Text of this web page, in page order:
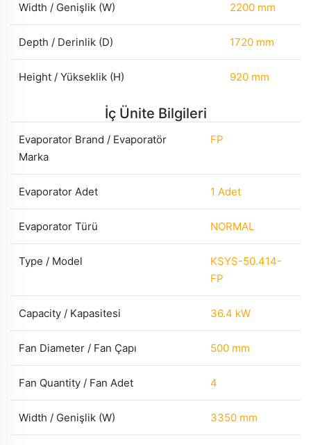
Width / Genişlik (W) 2200 mm
Depth / Derinlik (D) 1720 mm
Height / Yükseklik (H) 920 mm
İç Ünite Bilgileri
Evaporator Brand / Evaporatör
Marka
FP
Evaporator Adet 1 Adet
Evaporator Türü NORMAL
Type / Model
KSYS-50.414-
FP
Capacity / Kapasitesi 36.4 kW
Fan Diameter / Fan Çapı 500 mm
Fan Quantity / Fan Adet 4
Width / Genişlik (W) 3350 mm